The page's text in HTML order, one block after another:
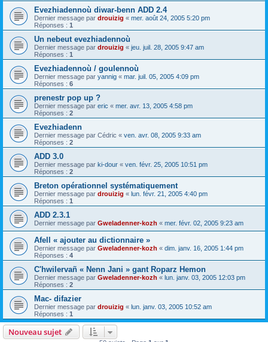
Evezhiadennoù diwar-benn ADD 2.4
Dernier message par drouizig « mer. août 24, 2005 5:20 pm
Réponses : 1
Un nebeut evezhiadennoù
Dernier message par drouizig « jeu. juil. 28, 2005 9:47 am
Réponses : 1
Evezhiadennoù / goulennoù
Dernier message par yannig « mar. juil. 05, 2005 4:09 pm
Réponses : 6
prenestr pop up ?
Dernier message par eric « mer. avr. 13, 2005 4:58 pm
Réponses : 2
Evezhiadenn
Dernier message par Cédric « ven. avr. 08, 2005 9:33 am
Réponses : 2
ADD 3.0
Dernier message par ki-dour « ven. févr. 25, 2005 10:51 pm
Réponses : 2
Breton opérationnel systématiquement
Dernier message par drouizig « lun. févr. 21, 2005 4:40 pm
Réponses : 1
ADD 2.3.1
Dernier message par Gweladenner-kozh « mer. févr. 02, 2005 9:23 am
Afell « ajouter au dictionnaire »
Dernier message par Gweladenner-kozh « dim. janv. 16, 2005 1:44 pm
Réponses : 4
C'hwilervañ « Nenn Jani » gant Roparz Hemon
Dernier message par Gweladenner-kozh « lun. janv. 03, 2005 12:03 pm
Réponses : 2
Mac- difazier
Dernier message par drouizig « lun. janv. 03, 2005 10:52 am
Réponses : 1
Nouveau sujet